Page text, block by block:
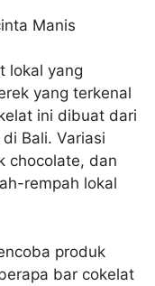
Manis
lokal yang
yang terkenal
ini dibuat dari
Bali. Variasi
chocolate, dan
rempah lokal
produk
bar cokelat